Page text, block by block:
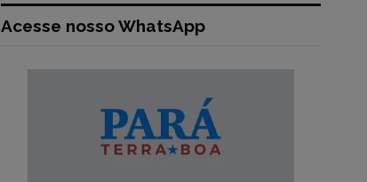
Acesse nosso WhatsApp